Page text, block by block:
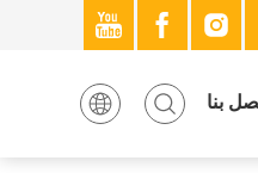
بنا
بنا